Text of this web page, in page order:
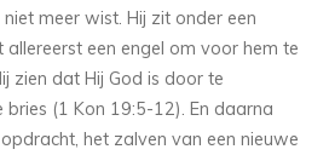
meer wist. Hij zit onder een
allereerst een engel om voor hem te
zien dat Hij God is door te
bries (1 Kon 19:5-12). En daarna
het zalven van een nieuwe